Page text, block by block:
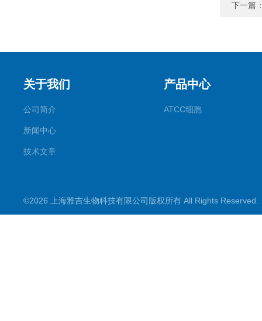
下一篇
关于我们
公司简介
新闻中心
技术文章
产品中心
ATCC细胞
©2026 上海雅吉生物科技有限公司版权所有 All Rights